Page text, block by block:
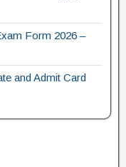
Form 2026 –
and Admit Card